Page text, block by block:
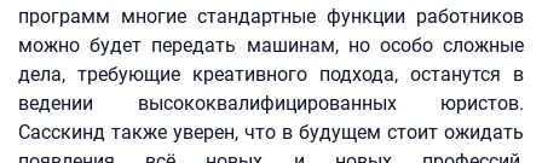
программ многие стандартные функции работников
можно будет передать машинам, но особо сложные
дела, требующие креативного подхода, останутся в
ведении высококвалифицированных юристов.
Сасскинд также уверен, что в будущем стоит ожидать